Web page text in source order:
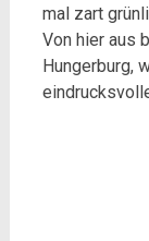
mal zart
Von hier aus
Hungerburg,